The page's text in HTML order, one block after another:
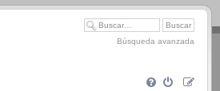
Búsqueda avanzada